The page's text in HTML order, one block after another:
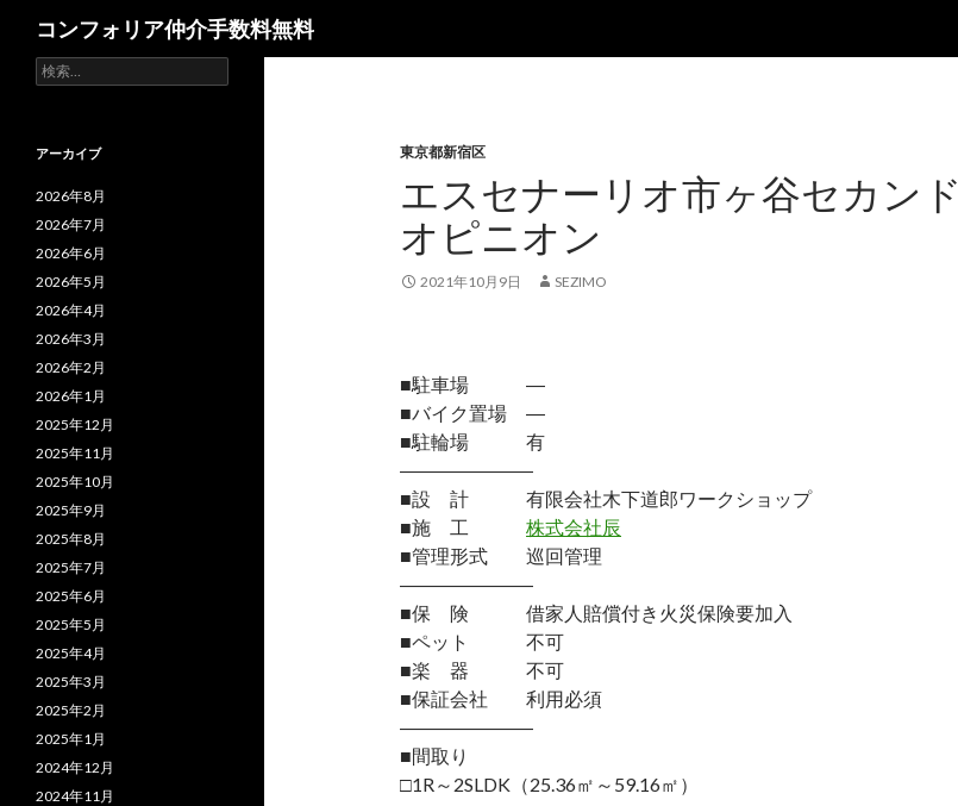
コンフォリア仲介手数料無料
東京都新宿区
エスセナーリオ市ヶ谷セカンド
オピニオン
2021年10月9日 SEZIMO
■駐車場 ―
■バイク置場 ―
■駐輪場 有
―――――――
■設 計 有限会社木下道郎ワークショップ
■施 工 株式会社辰
■管理形式 巡回管理
―――――――
■保 険 借家人賠償付き火災保険要加入
■ペット 不可
■楽 器 不可
■保証会社 利用必須
―――――――
■間取り
□1R～2SLDK（25.36㎡～59.16㎡）
検
索:
アーカイブ
2026年8月
2026年7月
2026年6月
2026年5月
2026年4月
2026年3月
2026年2月
2026年1月
2025年12月
2025年11月
2025年10月
2025年9月
2025年8月
2025年7月
2025年6月
2025年5月
2025年4月
2025年3月
2025年2月
2025年1月
2024年12月
2024年11月